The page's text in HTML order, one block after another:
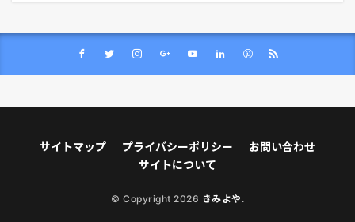
サイトマップ プライバシーポリシー
お問い合わせ
サイトについて
© Copyright 2026 きみよや .